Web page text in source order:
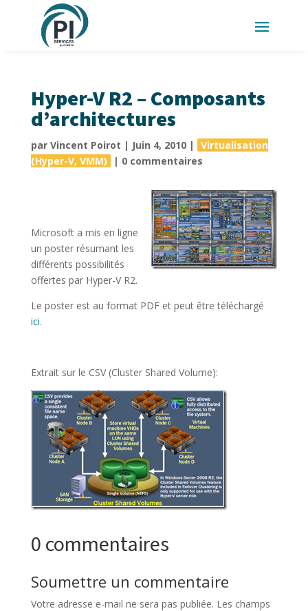
Hyper-V R2 – Composants
d’architectures
par Vincent Poirot | Juin 4, 2010|
Virtualisation
(Hyper-V, VMM)
| 0 commentaires
Microsoft a mis en ligne
un poster résumant les
différents possibilités
offertes par Hyper-V R2.
Le poster est au format PDF et peut être téléchargé
ici.
Extrait sur le CSV (Cluster Shared Volume):
0 commentaires
Soumettre un commentaire
Votre adresse e-mail ne sera pas publiée. Les champs